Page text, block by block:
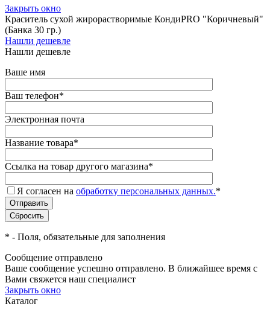
Закрыть окно
Краситель сухой жирорастворимые КондиPRO "Коричневый"
(Банка 30 гр.)
Нашли дешевле
Нашли дешевле
Ваше имя
Ваш телефон*
Электронная почта
Название товара*
Ссылка на товар другого магазина*
Я согласен на обработку персональных данных.*
* - Поля, обязательные для заполнения
Сообщение отправлено
Ваше сообщение успешно отправлено. В ближайшее время с
Вами свяжется наш специалист
Закрыть окно
Каталог